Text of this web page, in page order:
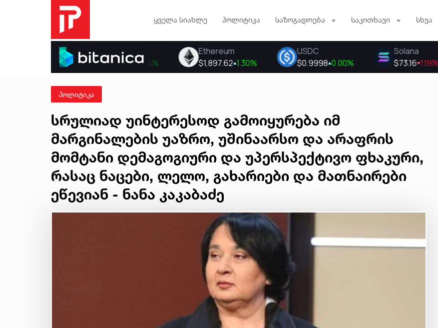
ყველა სიახლე პოლიტიკა საზოგადოება საკითხავი სხვა
პოლიტიკა
სრულიად უინტერესოდ გამოიყურება იმ
მარგინალების უაზრო, უშინაარსო და არაფრის
მომტანი დემაგოგიური და უპერსპექტივო ფხაკური,
რასაც ნაცები, ლელო, გახარიები და მათნაირები
ეწევიან - ნანა კაკაბაძე